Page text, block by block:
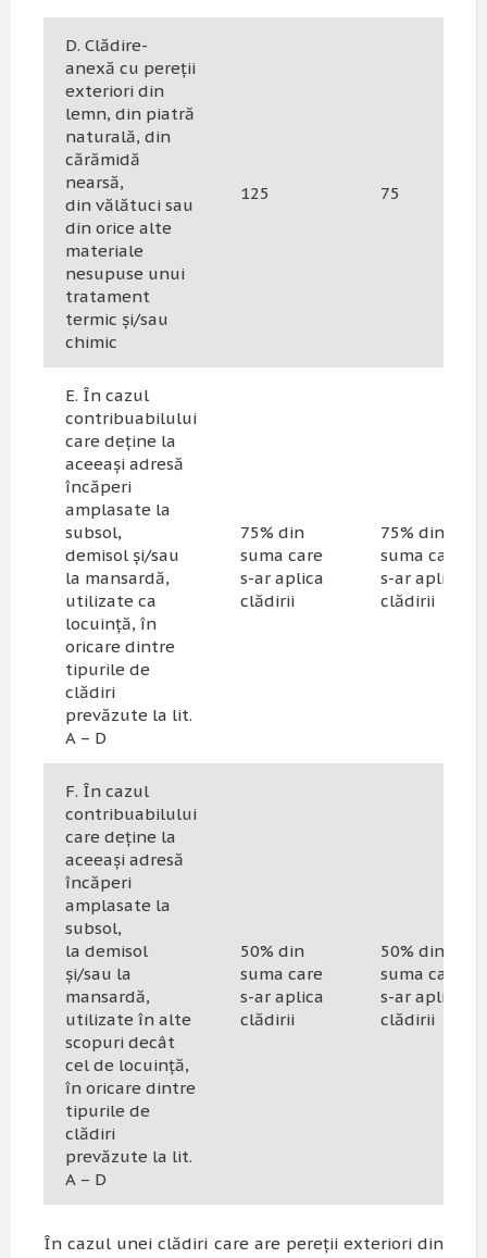
D. Clădire-
anexă cu pereții
exteriori din
lemn, din piatră
naturală, din
cărămidă
nearsă,
din vălătuci sau
din orice alte
materiale
nesupuse unui
tratament
termic și/sau
chimic
125 75
E. În cazul
contribuabilului
care deține la
aceeași adresă
încăperi
amplasate la
subsol,
demisol și/sau
la mansardă,
utilizate ca
locuință, în
oricare dintre
tipurile de
clădiri
prevăzute la lit.
A – D
75% din
suma care
s-ar aplica
clădirii
75% din
suma care
s-ar aplica
clădirii
F. În cazul
contribuabilului
care deține la
aceeași adresă
încăperi
amplasate la
subsol,
la demisol
și/sau la
mansardă,
utilizate în alte
scopuri decât
cel de locuință,
în oricare dintre
tipurile de
clădiri
prevăzute la lit.
A – D
50% din
suma care
s-ar aplica
clădirii
50% din
suma care
s-ar aplica
clădirii
În cazul unei clădiri care are pereţii exteriori din